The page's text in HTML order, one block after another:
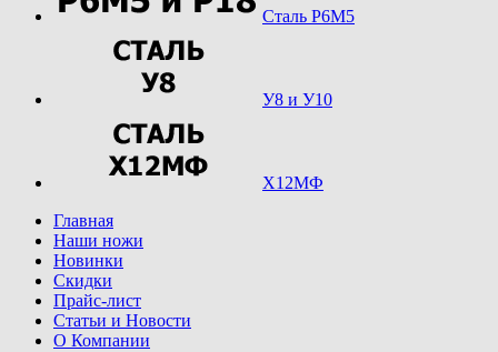
Сталь Р6М5
У8 и У10
Х12МФ
Главная
Наши ножи
Новинки
Скидки
Прайс-лист
Статьи и Новости
О Компании